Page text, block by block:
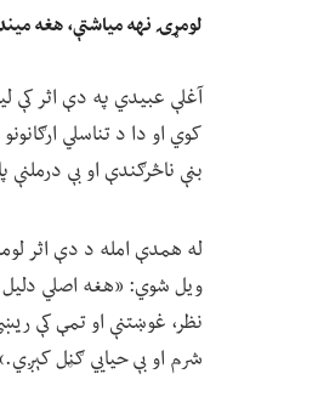
لومړۍ نهه میاشتې، هغه
آغلې عبیدي په دې اثر کې
کوي او دا د تناسلي
بڼې ناڅرګندې او بې
ویل شوي: «هغه اصلي دلیل
نظر، غوښتنې او تمې کې
شرم او بې حیايي ګڼل